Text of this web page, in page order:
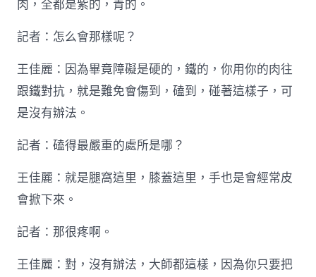
肉，全都是紫的，青的。
記者：怎么會那樣呢？
王佳麗：因為畢竟障礙是硬的，鐵的，你用你的肉往
跟鐵對抗，就是難免會傷到，磕到，碰著這樣子，可
是沒有辦法。
記者：磕得最嚴重的處所是哪？
王佳麗：就是腿窩這里，膝蓋這里，手也是會經常皮
會掀下來。
記者：那很疼啊。
王佳麗：對，沒有辦法，大師都這樣，因為你只要把